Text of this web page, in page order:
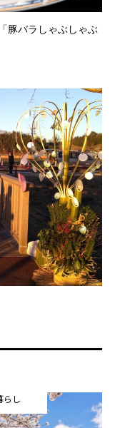
豚バラしゃぶしゃぶ
らし